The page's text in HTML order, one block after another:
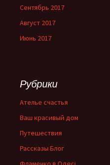
Сентябрь 2017
Август 2017
Июнь 2017
Рубрики
Ателье счастья
Ваш красивый дом
Путешествия
Рассказы Блог